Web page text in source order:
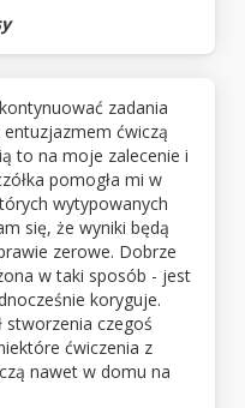
zadania
entuzjazmem ćwiczą
to na moje zalecenie i
pomogła mi w
wytypowanych
się, że wyniki będą
zerowe. Dobrze
w taki sposób - jest
koryguje.
stworzenia czegoś
ćwiczenia z
nawet w domu na